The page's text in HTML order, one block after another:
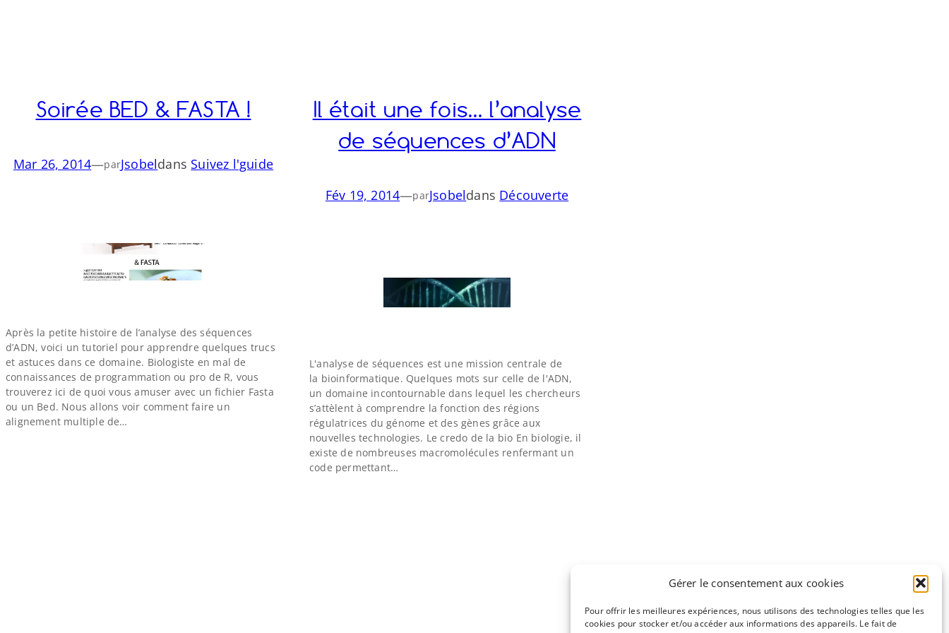
Gérer le consentement aux cookies
Pour offrir les meilleures expériences, nous utilisons des technologies telles que les
cookies pour stocker et/ou accéder aux informations des appareils. Le fait de
Soirée BED & FASTA !
Mar 26, 2014—parJsobeldans Suivez l'guide
Après la petite histoire de l’analyse des séquences
d’ADN, voici un tutoriel pour apprendre quelques trucs
et astuces dans ce domaine. Biologiste en mal de
connaissances de programmation ou pro de R, vous
trouverez ici de quoi vous amuser avec un fichier Fasta
ou un Bed. Nous allons voir comment faire un
alignement multiple de…
Il était une fois… l’analyse
de séquences d’ADN
Fév 19, 2014—parJsobeldans Découverte
L'analyse de séquences est une mission centrale de
la bioinformatique. Quelques mots sur celle de l'ADN,
un domaine incontournable dans lequel les chercheurs
s’attèlent à comprendre la fonction des régions
régulatrices du génome et des gènes grâce aux
nouvelles technologies. Le credo de la bio En biologie, il
existe de nombreuses macromolécules renfermant un
code permettant…